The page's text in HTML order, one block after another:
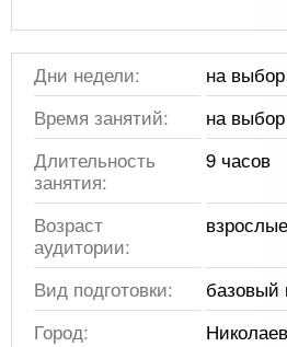
Дни недели:
на выбор
Время занятий:
на выбор
Длительность
занятия:
9 часов
Возраст
аудитории:
Вид подготовки:
базовый
Город:
Николаев